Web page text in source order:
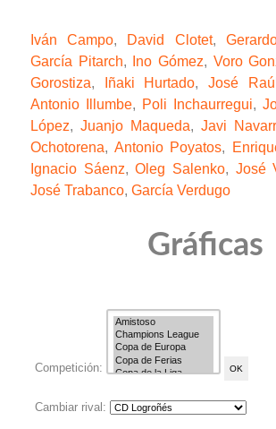
Iván Campo, David Clotet,
García Pitarch, Ino Gómez, Voro
Gorostiza, Iñaki Hurtado,José
Antonio Illumbe, Poli Inchaurregui,
López, Juanjo Maqueda, Javi
Ochotorena, Antonio Poyatos,
Ignacio Sáenz,Oleg Salenko, José
José Trabanco, García Verdugo
Gráficas
Competición:
Cambiar rival: